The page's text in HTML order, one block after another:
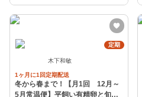
定期
木下和敏
1ヶ月に1回定期配送
冬から春まで！【月1回 12月～
5月常温便】平飼い有精卵と旬野